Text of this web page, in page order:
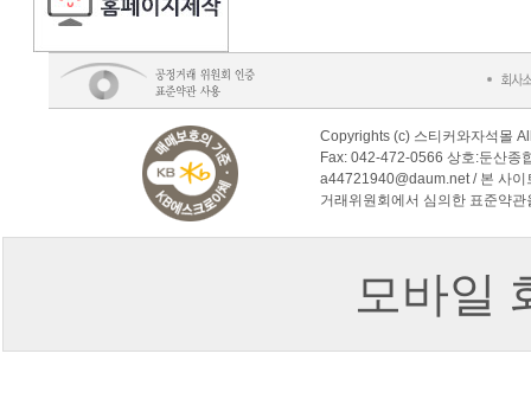
Copyrights (c) 스티커와자석몰
Fax: 042-472-0566 상호:둔산종
a44721940@daum.net / 본 사이
거래위원회에서 심의한 표준약관
모바일